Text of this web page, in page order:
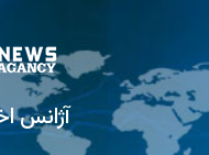
آژانس